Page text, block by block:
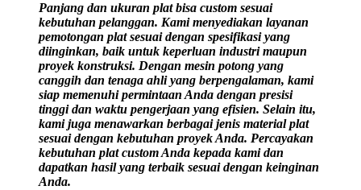
Panjang dan ukuran plat bisa custom sesuai
kebutuhan pelanggan. Kami menyediakan layanan
pemotongan plat sesuai dengan spesifikasi yang
diinginkan, baik untuk keperluan industri maupun
proyek konstruksi. Dengan mesin potong yang
canggih dan tenaga ahli yang berpengalaman, kami
siap memenuhi permintaan Anda dengan presisi
tinggi dan waktu pengerjaan yang efisien. Selain itu,
kami juga menawarkan berbagai jenis material plat
sesuai dengan kebutuhan proyek Anda. Percayakan
kebutuhan plat custom Anda kepada kami dan
dapatkan hasil yang terbaik sesuai dengan keinginan
Anda.